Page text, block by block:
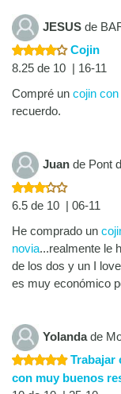
JESUS de
Cojin
8.25 de 10 | 16-11
Compré un cojin
recuerdo.
Juan de Pont
6.5 de 10 | 06-11
He comprado un
novia...realmente le
de los dos y un I
es muy económico
Yolandade
Trabajar
con muy buenos